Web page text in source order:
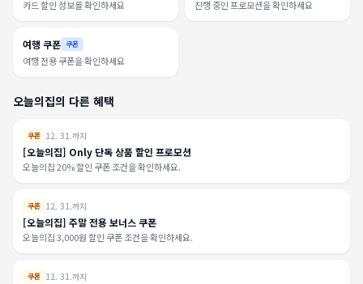
카드 할인 정보를 확인하세요 진행 중인 프로모션을 확인하세요
여행 쿠폰 쿠폰
여행 전용 쿠폰을 확인하세요
오늘의집의 다른 혜택
쿠폰 12. 31.까지
[오늘의집] Only 단독 상품 할인 프로모션
오늘의집 20% 할인 쿠폰 조건을 확인하세요.
쿠폰 12. 31.까지
[오늘의집] 주말 전용 보너스 쿠폰
오늘의집 3,000원 할인 쿠폰 조건을 확인하세요.
쿠폰 12. 31.까지